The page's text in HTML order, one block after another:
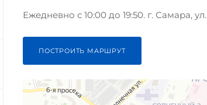
Ежедневно с 10:00 до 19:50. г. Самара,
ПОСТРОИТЬ МАРШРУТ